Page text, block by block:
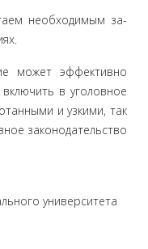
необходимым за­
может эффективно
в уголовное
и узкими, так
законодательство
университета